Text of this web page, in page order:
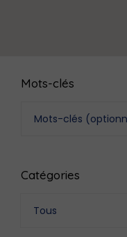
Mots-clés
Catégories
Tous